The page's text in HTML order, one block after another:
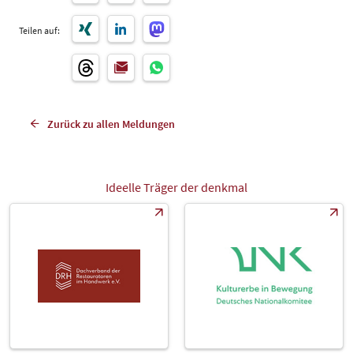
Teilen auf:
Zurück zu allen Meldungen
Ideelle Träger der denkmal